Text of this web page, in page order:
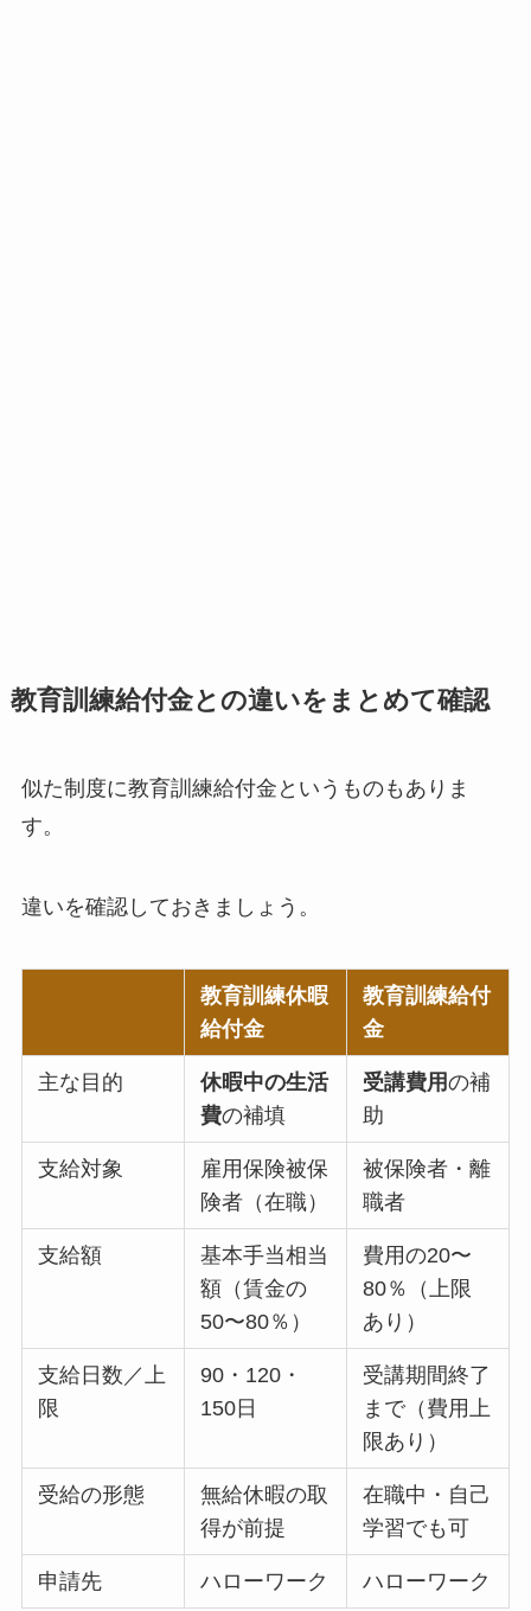
教育訓練給付金との違いをまとめて確認
似た制度に教育訓練給付金というものもありま
す。
違いを確認しておきましょう。
教育訓練休暇
給付金
教育訓練給付
金
主な目的
休暇中の生活
費の補填
受講費用の補
助
支給対象
雇用保険被保
険者（在職）
被保険者・離
職者
支給額
基本手当相当
額（賃金の
50〜80％）
費用の20〜
80％（上限
あり）
支給日数／上
限
90・120・
150日
受講期間終了
まで（費用上
限あり）
受給の形態
無給休暇の取
得が前提
在職中・自己
学習でも可
申請先 ハローワーク ハローワーク